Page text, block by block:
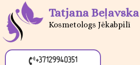
Tatjana Beļavska
Kosmetologs Jēkabpilī
+37129940351